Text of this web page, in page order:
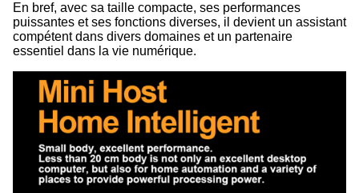
En bref, avec sa taille compacte, ses performances
puissantes et ses fonctions diverses, il devient un assistant
compétent dans divers domaines et un partenaire
essentiel dans la vie numérique.